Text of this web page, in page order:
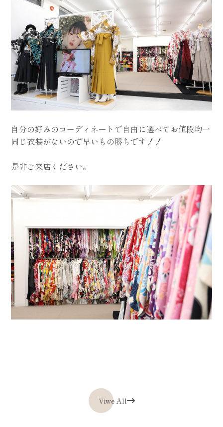
自分の好みのコーディネートで自由に選べてお値段均一
同じ衣装がないので早いもの勝ちです！！
是非ご来店ください。
Viwe All